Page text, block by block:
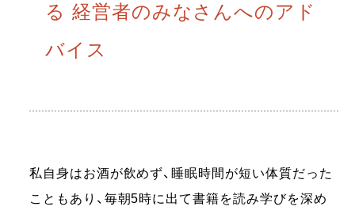
る 経営者のみなさんへのアド
バイス
私自身はお酒が飲めず、睡眠時間が短い体質だった
こともあり、毎朝5時に出て書籍を読み学びを深め